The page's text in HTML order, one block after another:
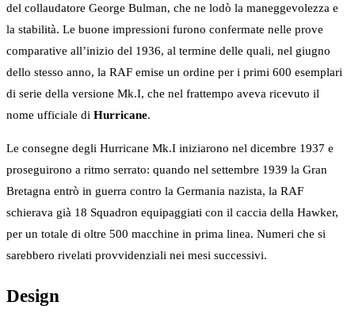
del collaudatore George Bulman, che ne lodò la maneggevolezza e
la stabilità. Le buone impressioni furono confermate nelle prove
comparative all’inizio del 1936, al termine delle quali, nel giugno
dello stesso anno, la RAF emise un ordine per i primi 600 esemplari
di serie della versione Mk.I, che nel frattempo aveva ricevuto il
nome ufficiale di Hurricane.
Le consegne degli Hurricane Mk.I iniziarono nel dicembre 1937 e
proseguirono a ritmo serrato: quando nel settembre 1939 la Gran
Bretagna entrò in guerra contro la Germania nazista, la RAF
schierava già 18 Squadron equipaggiati con il caccia della Hawker,
per un totale di oltre 500 macchine in prima linea. Numeri che si
sarebbero rivelati provvidenziali nei mesi successivi.
Design